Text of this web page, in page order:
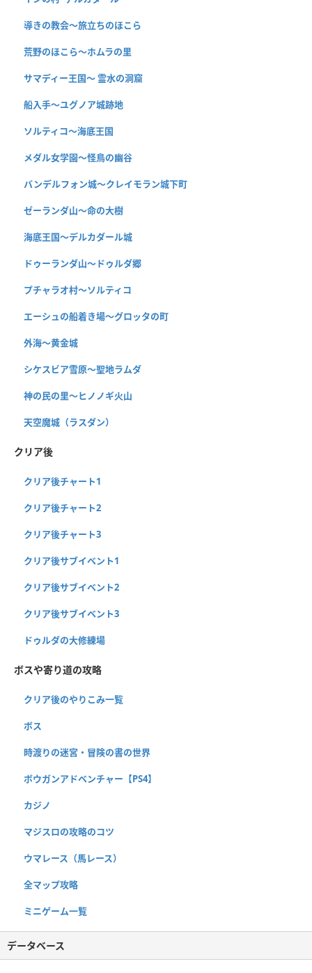
導きの教会〜旅立ちのほこら
荒野のほこら～ホムラの里
サマディー王国〜 霊水の洞窟
船入手〜ユグノア城跡地
ソルティコ〜海底王国
メダル女学園〜怪鳥の幽谷
バンデルフォン城〜クレイモラン城下町
ゼーランダ山〜命の大樹
海底王国〜デルカダール城
ドゥーランダ山～ドゥルダ郷
プチャラオ村〜ソルティコ
エーシュの船着き場〜グロッタの町
外海〜黄金城
シケスビア雪原〜聖地ラムダ
神の民の里〜ヒノノギ火山
天空魔城（ラスダン）
クリア後
クリア後チャート1
クリア後チャート2
クリア後チャート3
クリア後サブイベント1
クリア後サブイベント2
クリア後サブイベント3
ドゥルダの大修練場
ボスや寄り道の攻略
クリア後のやりこみ一覧
ボス
時渡りの迷宮・冒険の書の世界
ボウガンアドベンチャー【PS4】
カジノ
マジスロの攻略のコツ
ウマレース（馬レース）
全マップ攻略
ミニゲーム一覧
データベース